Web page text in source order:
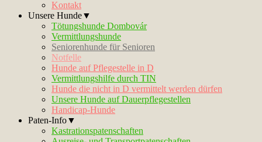
Kontakt
Unsere Hunde▼
Tötungshunde Dombovár
Vermittlungshunde
Seniorenhunde für Senioren
Notfelle
Hunde auf Pflegestelle in D
Vermittlungshilfe durch TIN
Hunde die nicht in D vermittelt werden dürfen
Unsere Hunde auf Dauerpflegestellen
Handicap-Hunde
Paten-Info▼
Kastrationspatenschaften